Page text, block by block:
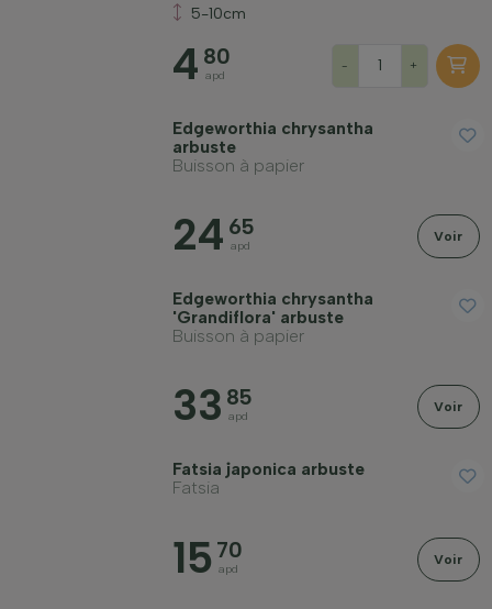
5-10cm
4 80
apd
- +
Edgeworthia chrysantha
arbuste
Buisson à papier
24 65
apd
Voir
Edgeworthia chrysantha
'Grandiflora' arbuste
Buisson à papier
33 85
apd
Voir
Fatsia japonica arbuste
Fatsia
15 70
apd
Voir